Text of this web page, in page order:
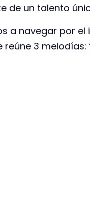
de un talento
a navegar por el
3 melodías: